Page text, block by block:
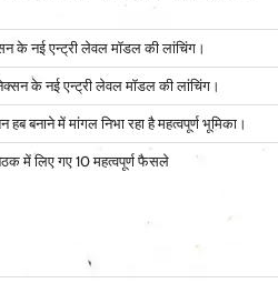
के नई एन्ट्री लेवल मॉडल की लांचिंग।
नेक्सन के नई एन्ट्री लेवल मॉडल की लांचिंग।
बनाने में मांगल निभा रहा है महत्वपूर्ण भूमिका।
में लिए गए 10 महत्वपूर्ण फैसले